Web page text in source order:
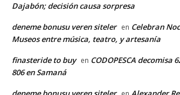
Dajabón; decisión causa sorpresa
deneme bonusu veren siteler en Celebran
Museos entre música, teatro, y artesanía
finasteride to buy en CODOPESCA decomisa
806 en Samaná